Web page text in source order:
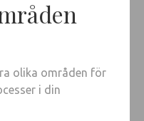
olika områden för
i din